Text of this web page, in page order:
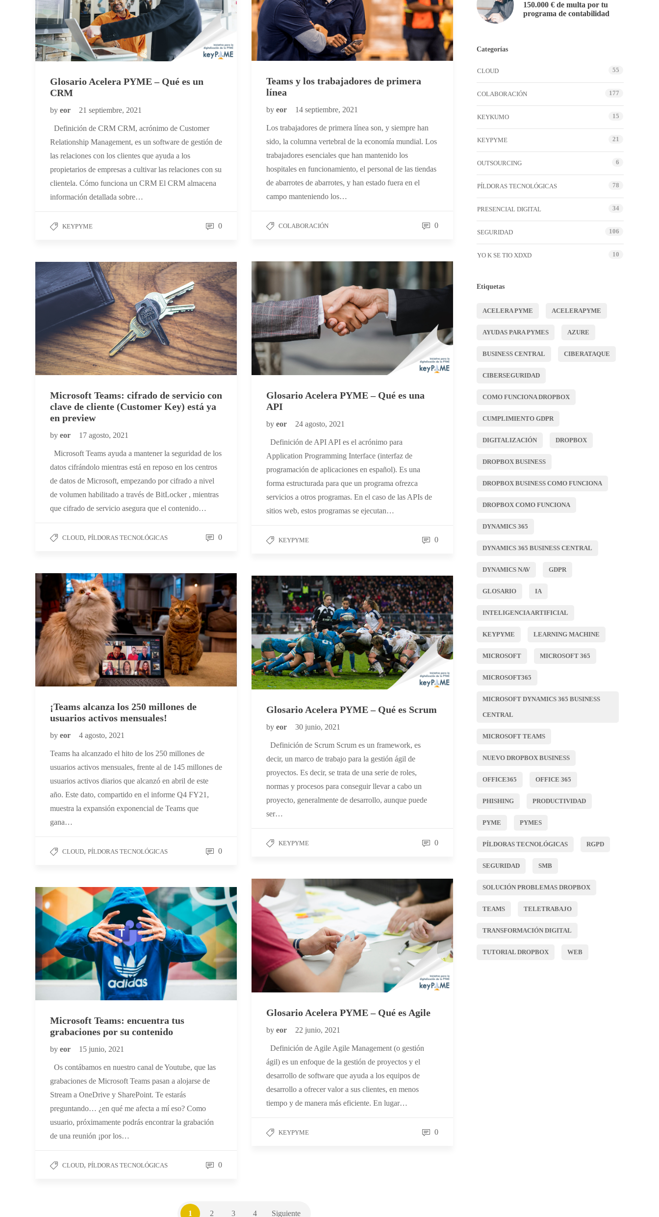
Glosario Acelera PYME – Qué es un
CRM
by eor 21 septiembre, 2021
Definición de CRM CRM, acrónimo de Customer
Relationship Management, es un software de gestión de
las relaciones con los clientes que ayuda a los
propietarios de empresas a cultivar las relaciones con su
clientela. Cómo funciona un CRM El CRM almacena
información detallada sobre…
KEYPYME 0
Teams y los trabajadores de primera
línea
by eor 14 septiembre, 2021
Los trabajadores de primera línea son, y siempre han
sido, la columna vertebral de la economía mundial. Los
trabajadores esenciales que han mantenido los
hospitales en funcionamiento, el personal de las tiendas
de abarrotes de abarrotes, y han estado fuera en el
campo manteniendo los…
COLABORACIÓN 0
Glosario Acelera PYME – Qué es una
API
by eor 24 agosto, 2021
Definición de API API es el acrónimo para
Application Programming Interface (interfaz de
programación de aplicaciones en español). Es una
forma estructurada para que un programa ofrezca
servicios a otros programas. En el caso de las APIs de
sitios web, estos programas se ejecutan…
KEYPYME 0
Microsoft Teams: cifrado de servicio con
clave de cliente (Customer Key) está ya
en preview
by eor 17 agosto, 2021
Microsoft Teams ayuda a mantener la seguridad de los
datos cifrándolo mientras está en reposo en los centros
de datos de Microsoft, empezando por cifrado a nivel
de volumen habilitado a través de BitLocker , mientras
que cifrado de servicio asegura que el contenido…
CLOUD, PÍLDORAS TECNOLÓGICAS 0
¡Teams alcanza los 250 millones de
usuarios activos mensuales!
by eor 4 agosto, 2021
Teams ha alcanzado el hito de los 250 millones de
usuarios activos mensuales, frente al de 145 millones de
usuarios activos diarios que alcanzó en abril de este
año. Este dato, compartido en el informe Q4 FY21,
muestra la expansión exponencial de Teams que
gana…
CLOUD, PÍLDORAS TECNOLÓGICAS 0
Glosario Acelera PYME – Qué es Scrum
by eor 30 junio, 2021
Definición de Scrum Scrum es un framework, es
decir, un marco de trabajo para la gestión ágil de
proyectos. Es decir, se trata de una serie de roles,
normas y procesos para conseguir llevar a cabo un
proyecto, generalmente de desarrollo, aunque puede
ser…
KEYPYME 0
Glosario Acelera PYME – Qué es Agile
by eor 22 junio, 2021
Definición de Agile Agile Management (o gestión
ágil) es un enfoque de la gestión de proyectos y el
desarrollo de software que ayuda a los equipos de
desarrollo a ofrecer valor a sus clientes, en menos
tiempo y de manera más eficiente. En lugar…
KEYPYME 0
Microsoft Teams: encuentra tus
grabaciones por su contenido
by eor 15 junio, 2021
Os contábamos en nuestro canal de Youtube, que las
grabaciones de Microsoft Teams pasan a alojarse de
Stream a OneDrive y SharePoint. Te estarás
preguntando… ¿en qué me afecta a mí eso? Como
usuario, próximamente podrás encontrar la grabación
de una reunión ¡por los…
CLOUD, PÍLDORAS TECNOLÓGICAS 0
1 2 3 4 Siguiente
150.000 € de multa por tu
programa de contabilidad
Categorías
CLOUD 55
COLABORACIÓN 177
KEYKUMO 15
KEYPYME 21
OUTSOURCING 6
PÍLDORAS TECNOLÓGICAS 78
PRESENCIAL DIGITAL 34
SEGURIDAD 106
YO K SE TIO XDXD 10
Etiquetas
ACELERA PYME ACELERAPYME
AYUDAS PARA PYMES AZURE
BUSINESS CENTRAL CIBERATAQUE
CIBERSEGURIDAD
COMO FUNCIONA DROPBOX
CUMPLIMIENTO GDPR
DIGITALIZACIÓN DROPBOX
DROPBOX BUSINESS
DROPBOX BUSINESS COMO FUNCIONA
DROPBOX COMO FUNCIONA
DYNAMICS 365
DYNAMICS 365 BUSINESS CENTRAL
DYNAMICS NAV GDPR
GLOSARIO IA
INTELIGENCIA ARTIFICIAL
KEYPYME LEARNING MACHINE
MICROSOFT MICROSOFT 365
MICROSOFT365
MICROSOFT DYNAMICS 365 BUSINESS
CENTRAL
MICROSOFT TEAMS
NUEVO DROPBOX BUSINESS
OFFICE365 OFFICE 365
PHISHING PRODUCTIVIDAD
PYME PYMES
PÍLDORAS TECNOLÓGICAS RGPD
SEGURIDAD SMB
SOLUCIÓN PROBLEMAS DROPBOX
TEAMS TELETRABAJO
TRANSFORMACIÓN DIGITAL
TUTORIAL DROPBOX WEB